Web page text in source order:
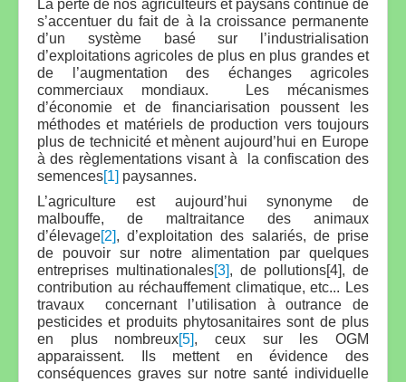
La perte de nos agriculteurs et paysans continue de
s’accentuer du fait de à la croissance permanente
d’un système basé sur l’industrialisation
d’exploitations agricoles de plus en plus grandes et
de l’augmentation des échanges agricoles
commerciaux mondiaux. Les mécanismes
d’économie et de financiarisation poussent les
méthodes et matériels de production vers toujours
plus de technicité et mènent aujourd’hui en Europe
à des règlementations visant à la confiscation des
semences[1] paysannes.
L’agriculture est aujourd’hui synonyme de
malbouffe, de maltraitance des animaux
d’élevage[2], d’exploitation des salariés, de prise
de pouvoir sur notre alimentation par quelques
entreprises multinationales[3], de pollutions[4], de
contribution au réchauffement climatique, etc... Les
travaux concernant l’utilisation à outrance de
pesticides et produits phytosanitaires sont de plus
en plus nombreux[5], ceux sur les OGM
apparaissent. Ils mettent en évidence des
conséquences graves sur notre santé individuelle